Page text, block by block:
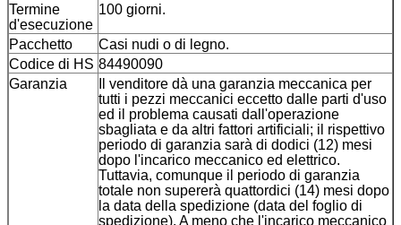
Termine
d'esecuzione
100 giorni.
Pacchetto
Casi nudi o di legno.
Codice di HS 84490090
Garanzia
Il venditore dà una garanzia meccanica per
tutti i pezzi meccanici eccetto dalle parti d'uso
ed il problema causati dall'operazione
sbagliata e da altri fattori artificiali; il rispettivo
periodo di garanzia sarà di dodici (12) mesi
dopo l'incarico meccanico ed elettrico.
Tuttavia, comunque il periodo di garanzia
totale non supererà quattordici (14) mesi dopo
la data della spedizione (data del foglio di
spedizione). A meno che l'incarico meccanico